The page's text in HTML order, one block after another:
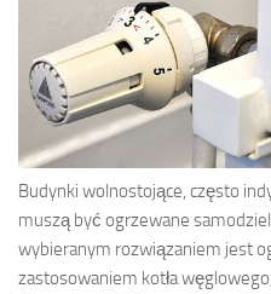
Budynki wolnostojące, często
muszą być ogrzewane
wybieranym rozwiązaniem jest
zastosowaniem kotła